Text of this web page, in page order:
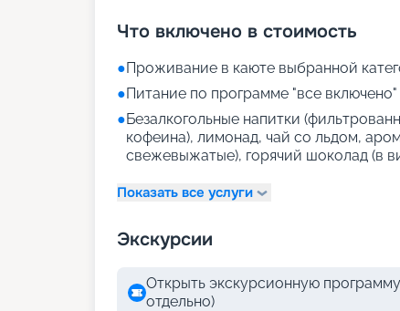
Что включено в стоимость
●Проживание в каюте выбранной
●Питание по программе "все
●Безалкогольные напитки
кофеина), лимонад, чай со льдом,
свежевыжатые), горячий шоколад (в
Показать все услуги
Экскурсии
Открыть экскурсионную
отдельно)